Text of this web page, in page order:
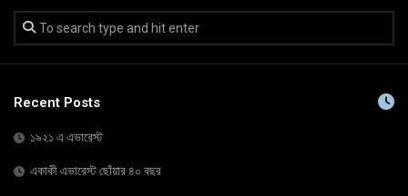
Recent Posts
১৯২১ এ এভারেস্ট
একাকী এভারেস্ট ছোঁয়ার ৪০ বছর